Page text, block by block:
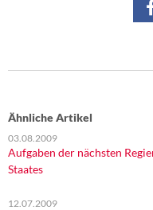
Ähnliche Artikel
03.08.2009
Aufgaben der nächsten
Staates
12.07.2009